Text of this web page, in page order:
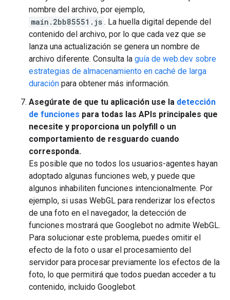
nombre del archivo, por ejemplo,
main.2bb85551.js . La huella digital depende del
contenido del archivo, por lo que cada vez que se
lanza una actualización se genera un nombre de
archivo diferente. Consulta la guía de web.dev sobre
estrategias de almacenamiento en caché de larga
duración para obtener más información.
Asegúrate de que tu aplicación use la detección
de funciones para todas las APIs principales que
necesite y proporciona un polyfill o un
comportamiento de resguardo cuando
corresponda.
Es posible que no todos los usuarios-agentes hayan
adoptado algunas funciones web, y puede que
algunos inhabiliten funciones intencionalmente. Por
ejemplo, si usas WebGL para renderizar los efectos
de una foto en el navegador, la detección de
funciones mostrará que Googlebot no admite WebGL.
Para solucionar este problema, puedes omitir el
efecto de la foto o usar el procesamiento del
servidor para procesar previamente los efectos de la
foto, lo que permitirá que todos puedan acceder a tu
contenido, incluido Googlebot.